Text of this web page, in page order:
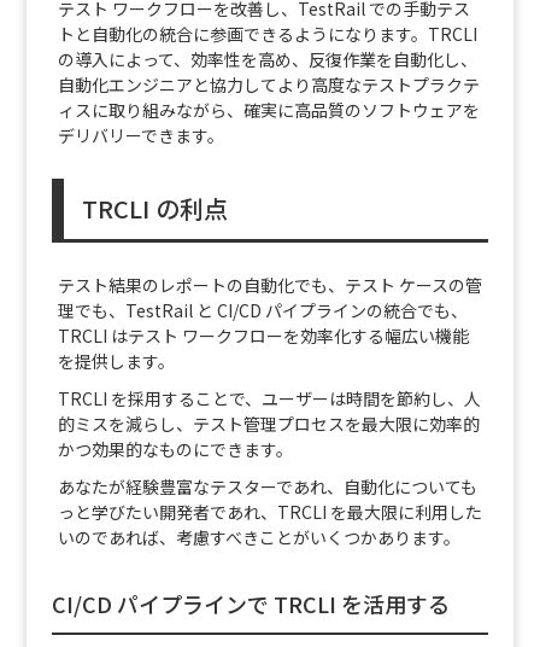
テスト ワークフローを改善し、TestRail での手動テス
トと自動化の統合に参画できるようになります。TRCLI
の導入によって、効率性を高め、反復作業を自動化し、
自動化エンジニアと協力してより高度なテストプラクテ
ィスに取り組みながら、確実に高品質のソフトウェアを
デリバリーできます。
TRCLI の利点
テスト結果のレポートの自動化でも、テスト ケースの管
理でも、TestRail と CI/CD パイプラインの統合でも、
TRCLI はテスト ワークフローを効率化する幅広い機能
を提供します。
TRCLI を採用することで、ユーザーは時間を節約し、人
的ミスを減らし、テスト管理プロセスを最大限に効率的
かつ効果的なものにできます。
あなたが経験豊富なテスターであれ、自動化についても
っと学びたい開発者であれ、TRCLI を最大限に利用した
いのであれば、考慮すべきことがいくつかあります。
CI/CD パイプラインで TRCLI を活用する